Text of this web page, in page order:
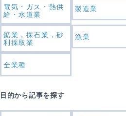
電気・ガス・熱供
給・水道業
製造業
鉱業，採石業，砂
利採取業
漁業
全業種
目的から記事を探す